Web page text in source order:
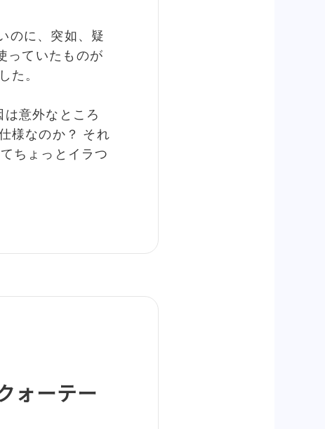
のに、突如、疑
っていたものが
た。
意外なところ
様なのか？ それ
ちょっとイラつ
ォーテー